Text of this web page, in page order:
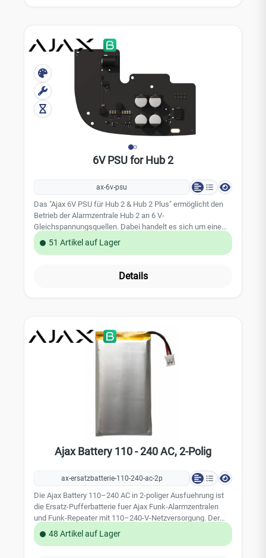
6V PSU for Hub 2
ax-6v-psu
Das "Ajax 6V PSU für Hub 2 & Hub 2 Plus" ermöglicht den
Betrieb der Alarmzentrale Hub 2 an 6 V-
Gleichspannungsquellen. Dabei handelt es sich um eine
elektronische Platine, die die standardmäßige 110/230-V-
Netzteilplatine im Gehäuse des Geräts ersetzt. Technische
Eingangsspannung: 4,2-10 V DC Ausgangsspannung: 4.8 V
Abmessung: 98 x 70 x 17 mm Gewicht: 26g
51 Artikel auf Lager
Details
Ajax Battery 110 - 240 AC, 2-Polig
ax-ersatzbatterie-110-240-ac-2p
Die Ajax Battery 110–240 AC in 2-poliger Ausfuehrung ist
die Ersatz-Pufferbatterie fuer Ajax Funk-Alarmzentralen
und Funk-Repeater mit 110–240-V-Netzversorgung. Der
wiederaufladbare Li-Ion-Akku ueberbrueckt Stromausfaelle
und haelt Zentrale und Funkkommunikation im
48 Artikel auf Lager